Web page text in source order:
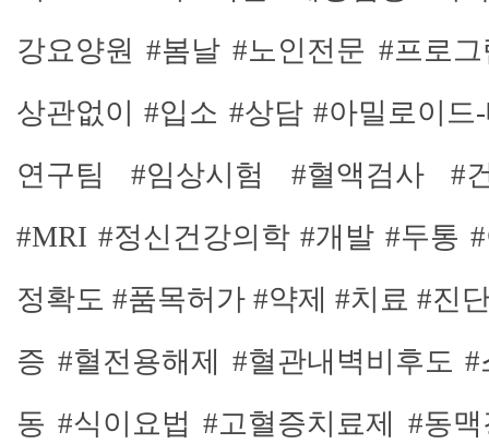
강요양원 #봄날 #노인전문 #프로
상관없이 #입소 #상담 #아밀로이드
연구팀 #임상시험 #혈액검사 #
#MRI #정신건강의학 #개발 #두통
정확도 #품목허가 #약제 #치료 #진
증 #혈전용해제 #혈관내벽비후도
동 #식이요법 #고혈증치료제 #동